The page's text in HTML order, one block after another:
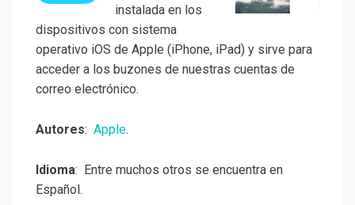
instalada en los
dispositivos con sistema
operativo iOS de Apple (iPhone, iPad) y sirve para
acceder a los buzones de nuestras cuentas de
correo electrónico.
Autores: Apple.
Idioma: Entre muchos otros se encuentra en
Español.